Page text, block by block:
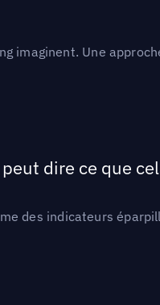
imaginent. Une
dire ce que
des indicateurs